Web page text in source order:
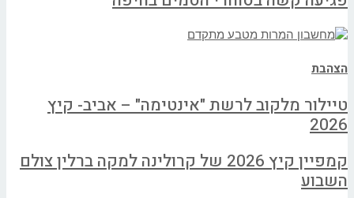
הצהבת
טיילור מלקוב לרשת "אינטימה" – אביב- קיץ
2026
קמפיין קיץ 2026 של קרולינה למקה ברלין צולם
השבוע